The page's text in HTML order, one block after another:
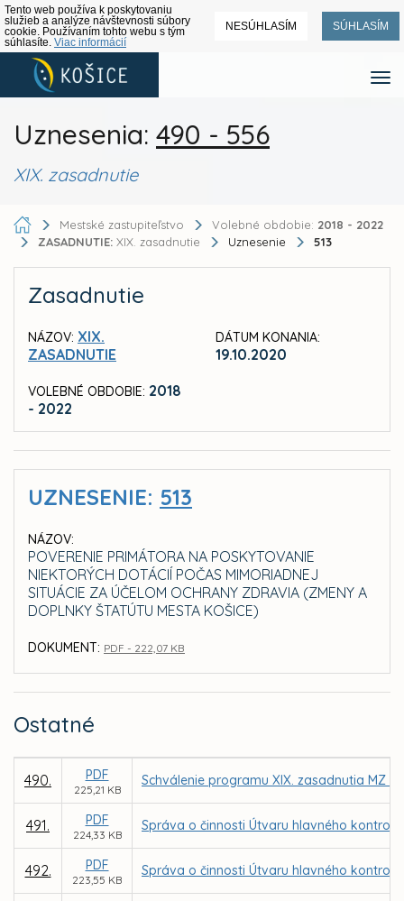
Tento web používa k poskytovaniu
služieb a analýze návštevnosti súbory
cookie. Používaním tohto webu s tým
súhlasíte. Viac informácií
NESÚHLASÍM SÚHLASÍM
Uznesenia: 490 - 556
XIX. zasadnutie
Mestské zastupiteľstvo Volebné obdobie: 2018 - 2022
ZASADNUTIE: XIX. zasadnutie Uznesenie 513
Zasadnutie
NÁZOV: XIX.
ZASADNUTIE
VOLEBNÉ OBDOBIE: 2018
- 2022
DÁTUM KONANIA:
19.10.2020
UZNESENIE: 513
NÁZOV:
POVERENIE PRIMÁTORA NA POSKYTOVANIE
NIEKTORÝCH DOTÁCIÍ POČAS MIMORIADNEJ
SITUÁCIE ZA ÚČELOM OCHRANY ZDRAVIA (ZMENY A
DOPLNKY ŠTATÚTU MESTA KOŠICE)
DOKUMENT: PDF - 222,07 KB
Ostatné
490. PDF
225,21 KB
Schválenie programu XIX. zasadnutia MZ v
491. PDF
224,33 KB
Správa o činnosti Útvaru hlavného
492. PDF
223,55 KB
Správa o činnosti Útvaru hlavného